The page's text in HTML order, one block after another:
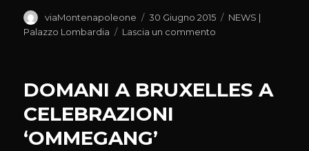
Autore
viaMontenapoleone
Pubblicato
il
30 Giugno 2015 Categorie
NEWS |
Palazzo Lombardia
Lascia un commento
ORTICOLA
DOMANI A BRUXELLES A
CELEBRAZIONI
‘OMMEGANG’